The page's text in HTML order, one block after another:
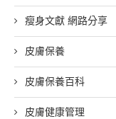
瘦身文獻 網路分享
皮膚保養
皮膚保養百科
皮膚健康管理